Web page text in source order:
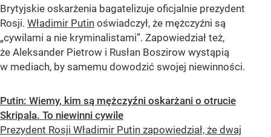
Brytyjskie oskarżenia bagatelizuje oficjalnie prezydent
Rosji. Władimir Putin oświadczył, że mężczyźni są
„cywilami a nie kryminalistami”. Zapowiedział też,
że Aleksander Pietrow i Rusłan Boszirow wystąpią
w mediach, by samemu dowodzić swojej niewinności.
Putin: Wiemy, kim są mężczyźni oskarżani o otrucie
Skripala. To niewinni cywile
Prezydent Rosji Władimir Putin zapowiedział, że dwaj